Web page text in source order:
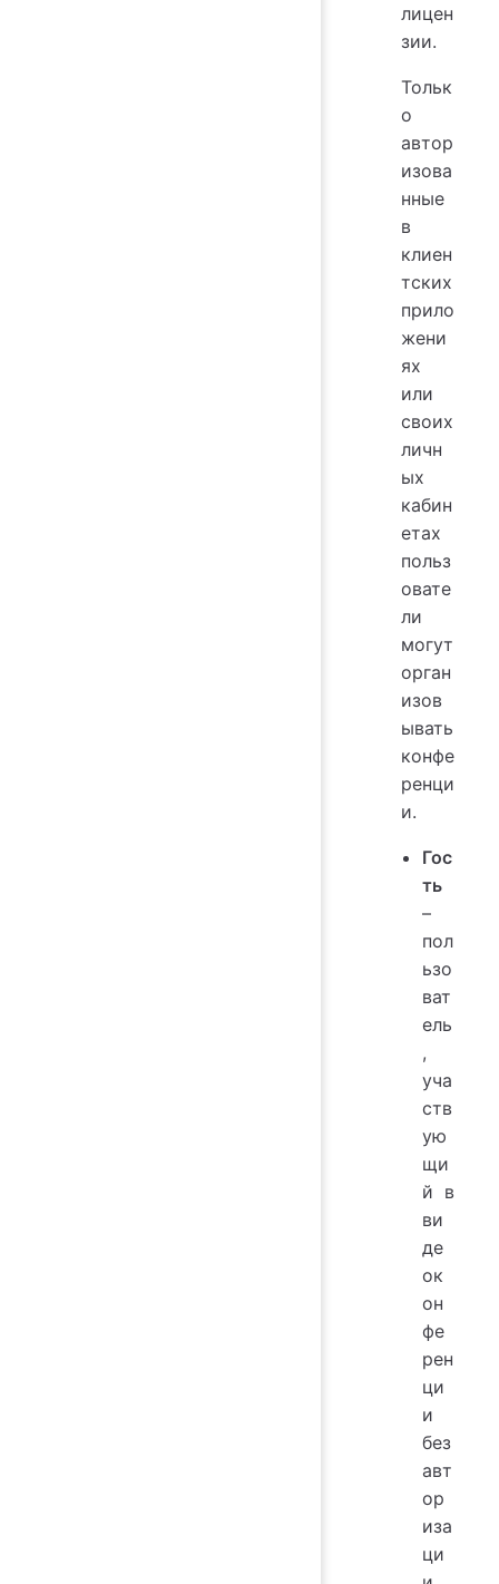
лицен
зии.
Тольк
о
автор
изова
нные
в
клиен
тских
прило
жени
ях
или
своих
личн
ых
кабин
етах
польз
овате
ли
могут
орган
изов
ывать
конфе
ренци
и.
Гос
ть
–
пол
ьзо
ват
ель
,
уча
ств
ую
щи
й в
ви
де
ок
он
фе
рен
ци
и
без
авт
ор
иза
ци